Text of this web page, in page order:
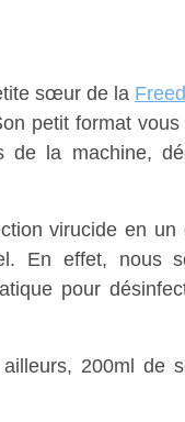
sœur de la
petit format vous
de la machine,
virucide en un
En effet, nous
pour
200ml de